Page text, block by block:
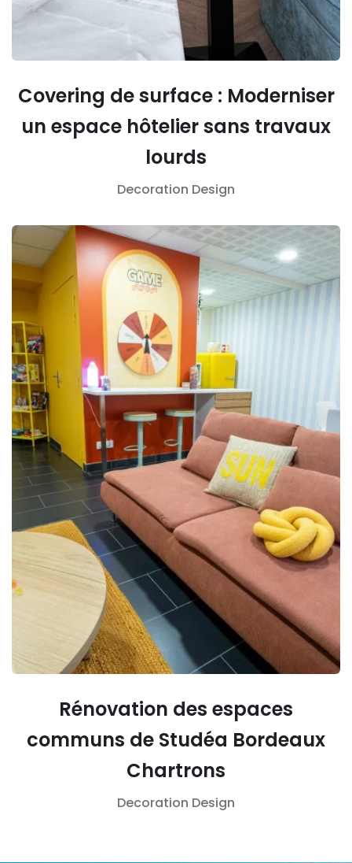
Covering de surface : Moderniser
un espace hôtelier sans travaux
lourds
Decoration Design
Rénovation des espaces
communs de Studéa Bordeaux
Chartrons
Decoration Design